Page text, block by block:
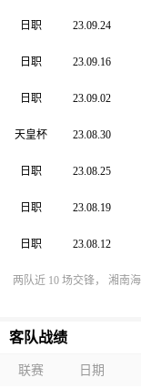
日职 23.09.24
日职 23.09.16
日职 23.09.02
天皇杯 23.08.30
日职 23.08.25
日职 23.08.19
日职 23.08.12
两队近 10 场交锋， 湘南
客队战绩
联赛 日期